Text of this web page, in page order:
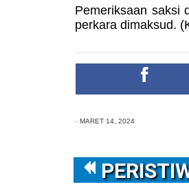
Pemeriksaan saksi
perkara dimaksud.
- MARET 14, 2024